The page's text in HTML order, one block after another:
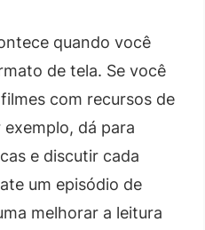
quando você
de tela. Se você
com recursos de
exemplo, dá para
e discutir cada
um episódio de
melhorar a leitura